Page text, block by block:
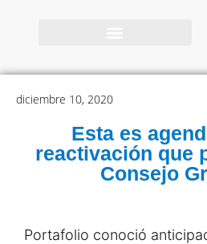
diciembre 10, 2020
Esta es
reactivación que
Consejo
Portafolio conoció